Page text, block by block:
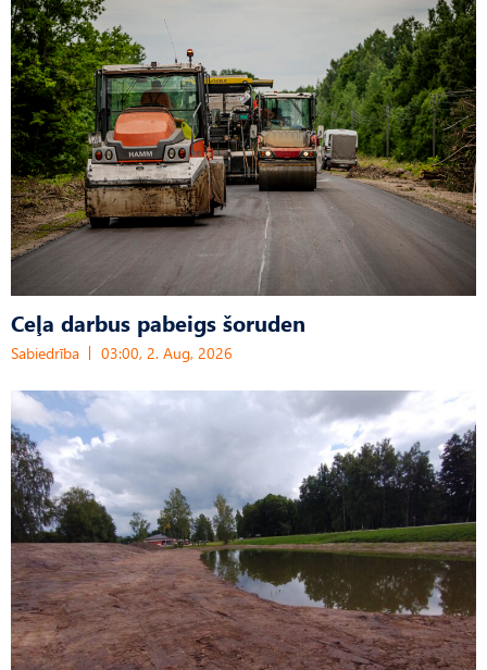
Ceļa darbus pabeigs šoruden
Sabiedrība 03:00, 2. Aug, 2026